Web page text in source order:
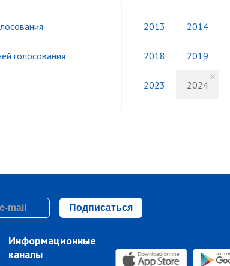
голосования
2013 2014
2018 2019
2023 2024
Подписаться
Информационные
каналы